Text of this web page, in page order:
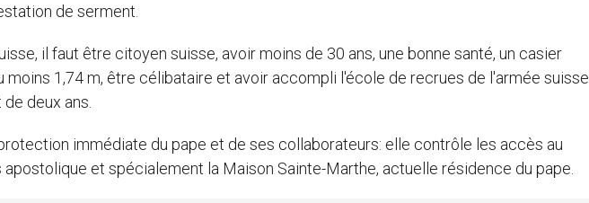
de serment.
il faut être citoyen suisse, avoir moins de 30 ans, une bonne santé, un casier
moins 1,74 m, être célibataire et avoir accompli l'école de recrues de l'armée suisse.
deux ans.
immédiate du pape et de ses collaborateurs: elle contrôle les accès au
et spécialement la Maison Sainte-Marthe, actuelle résidence du pape.